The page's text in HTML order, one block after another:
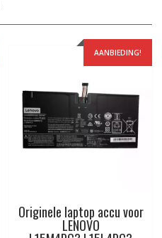
AANBIEDING!
Originele laptop accu voor
LENOVO